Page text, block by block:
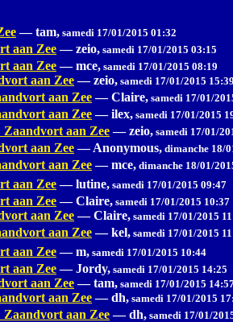
— tam, samedi 17/01/2015 01:32
aan Zee — zeio, samedi 17/01/2015 03:15
aan Zee — mce, samedi 17/01/2015 08:19
aan Zee — zeio, samedi 17/01/2015
aan Zee — Claire, samedi 17/01/
aan Zee — ilex, samedi 17/01/2015
Zaandvort aan Zee — zeio, samedi 17/01/
aan Zee — Anonymous, dimanche 18/
aan Zee — mce, dimanche 18/01/
aan Zee — lutine, samedi 17/01/2015 09:47
aan Zee — Claire, samedi 17/01/2015 10:37
aan Zee — Claire, samedi 17/01/2015
aan Zee — kel, samedi 17/01/2015
aan Zee — m, samedi 17/01/2015 10:44
aan Zee — Jordy, samedi 17/01/2015 14:25
aan Zee — tam, samedi 17/01/2015
aan Zee — dh, samedi 17/01/2015
Zaandvort aan Zee — dh, samedi 17/01/